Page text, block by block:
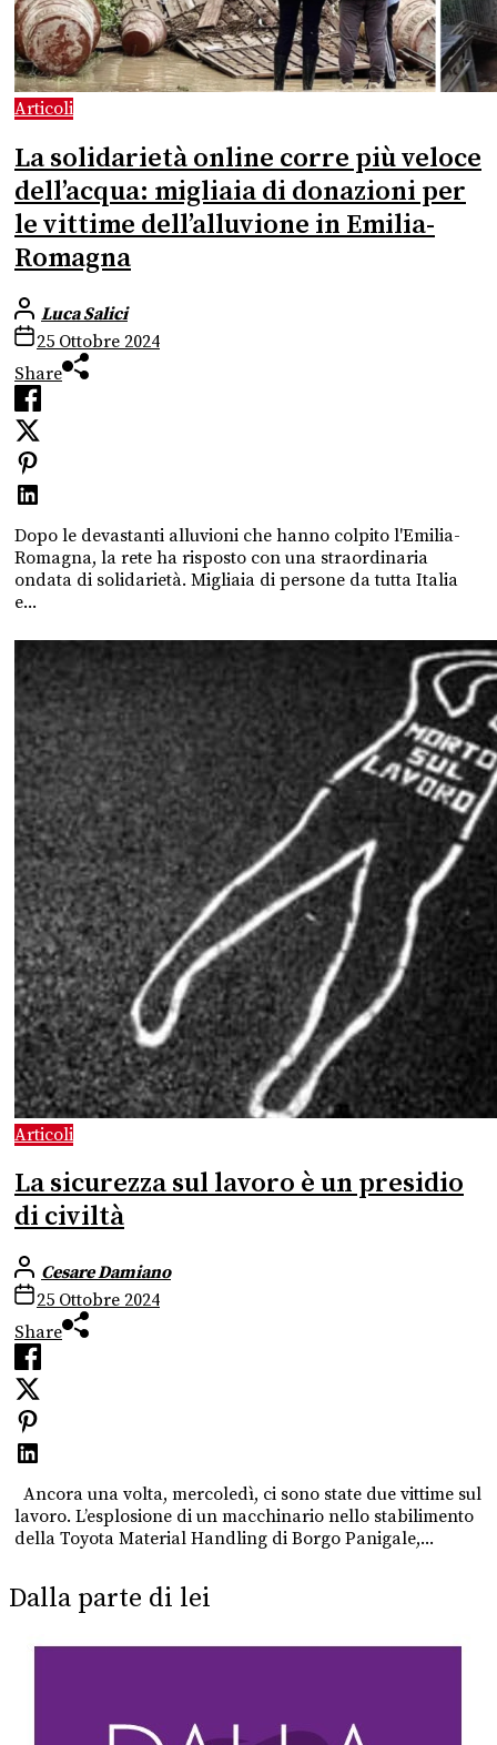
Articoli
La solidarietà online corre più veloce
dell’acqua: migliaia di donazioni per
le vittime dell’alluvione in Emilia-
Romagna
Luca Salici
25 Ottobre 2024
Share
Dopo le devastanti alluvioni che hanno colpito l'Emilia-
Romagna, la rete ha risposto con una straordinaria
ondata di solidarietà. Migliaia di persone da tutta Italia
e...
Articoli
La sicurezza sul lavoro è un presidio
di civiltà
Cesare Damiano
25 Ottobre 2024
Share
Ancora una volta, mercoledì, ci sono state due vittime sul
lavoro. L’esplosione di un macchinario nello stabilimento
della Toyota Material Handling di Borgo Panigale,...
Dalla parte di lei